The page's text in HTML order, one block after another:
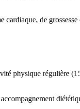
de grossesse
physique régulière